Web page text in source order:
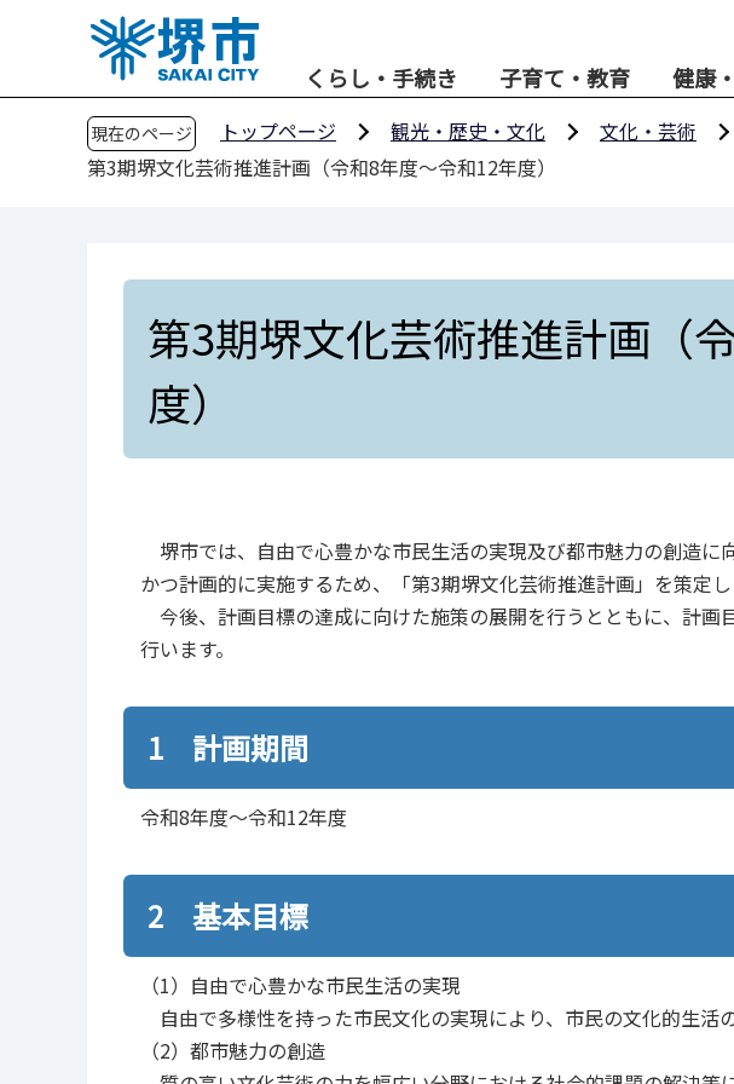
くらし・手続き 子育て・教育 健康
現在のページ トップページ 観光・歴史・文化 文化・芸術
第3期堺文化芸術推進計画（令和8年度～令和12年度）
第3期堺文化芸術推進計画（
度）
堺市では、自由で心豊かな市民生活の実現及び都市魅力の創造に
かつ計画的に実施するため、「第3期堺文化芸術推進計画」を策定し
今後、計画目標の達成に向けた施策の展開を行うとともに、計画
行います。
1 計画期間
令和8年度～令和12年度
2 基本目標
（1）自由で心豊かな市民生活の実現
自由で多様性を持った市民文化の実現により、市民の文化的生活
（2）都市魅力の創造